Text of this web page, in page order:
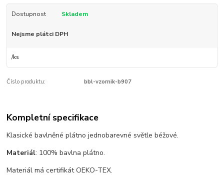
Dostupnost Skladem
Nejsme plátci DPH
/ks
Číslo produktu: bbl-vzornik-b907
Kompletní specifikace
Klasické bavlněné plátno jednobarevné světle béžové.
Materiál: 100% bavlna plátno.
Materiál má certifikátOEKO-TEX.